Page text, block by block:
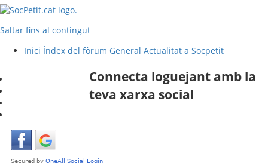
Saltar fins al contingut
Inici Índex del fòrum General Actualitat a Socpetit
Connecta loguejant amb la
teva xarxa social